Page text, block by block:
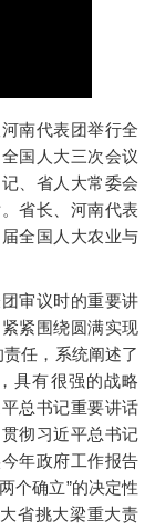
南代表团举行全
国人大三次会议
、省人大常委会
省长、河南代表
全国人大农业与
审议时的重要讲
紧围绕圆满实现
任，系统阐述了
具有很强的战略
总书记重要讲话
彻习近平总书记
年政府工作报告
个确立”的决定性
省挑大梁重大责